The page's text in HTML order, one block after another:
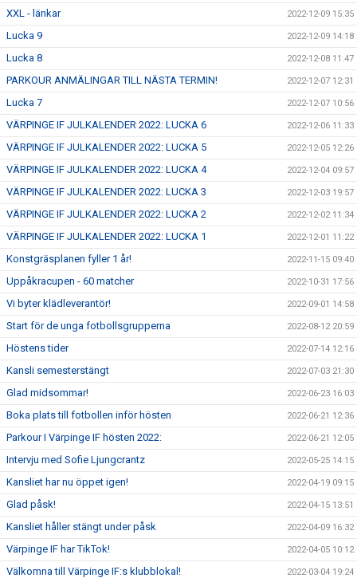
XXL - länkar 2022-12-09 15:35
Lucka 9 2022-12-09 14:18
Lucka 8 2022-12-08 11:47
PARKOUR ANMÄLINGAR TILL NÄSTA TERMIN! 2022-12-07 12:31
Lucka 7 2022-12-07 10:56
VÄRPINGE IF JULKALENDER 2022: LUCKA 6 2022-12-06 11:33
VÄRPINGE IF JULKALENDER 2022: LUCKA 5 2022-12-05 12:26
VÄRPINGE IF JULKALENDER 2022: LUCKA 4 2022-12-04 09:57
VÄRPINGE IF JULKALENDER 2022: LUCKA 3 2022-12-03 19:57
VÄRPINGE IF JULKALENDER 2022: LUCKA 2 2022-12-02 11:34
VÄRPINGE IF JULKALENDER 2022: LUCKA 1 2022-12-01 11:22
Konstgräsplanen fyller 1 år! 2022-11-15 09:40
Uppåkracupen - 60 matcher 2022-10-31 17:56
Vi byter klädleverantör! 2022-09-01 14:58
Start för de unga fotbollsgrupperna 2022-08-12 20:59
Höstens tider 2022-07-14 12:16
Kansli semesterstängt 2022-07-03 21:30
Glad midsommar! 2022-06-23 16:03
Boka plats till fotbollen inför hösten 2022-06-21 12:36
Parkour I Värpinge IF hösten 2022: 2022-06-21 12:05
Intervju med Sofie Ljungcrantz 2022-05-25 14:15
Kansliet har nu öppet igen! 2022-04-19 09:15
Glad påsk! 2022-04-15 13:51
Kansliet håller stängt under påsk 2022-04-09 16:32
Värpinge IF har TikTok! 2022-04-05 10:12
Välkomna till Värpinge IF:s klubblokal! 2022-03-04 19:24